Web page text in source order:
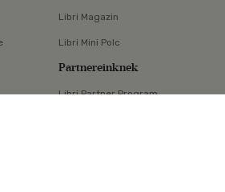
×
Libri Magazin
Libri Mini Polc
Partnereinknek
Libri Partner Program